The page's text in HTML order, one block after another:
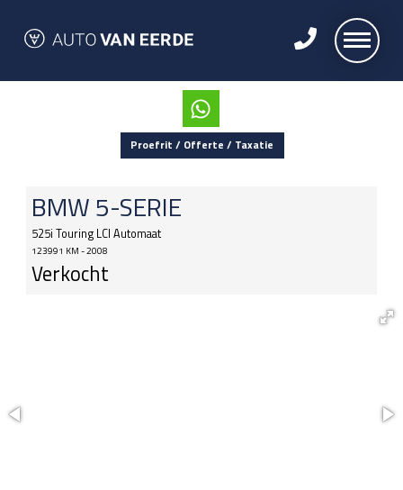
Proefrit / Offerte / Taxatie
BMW5-SERIE
525i Touring LCI Automaat
123991 KM - 2008
Verkocht